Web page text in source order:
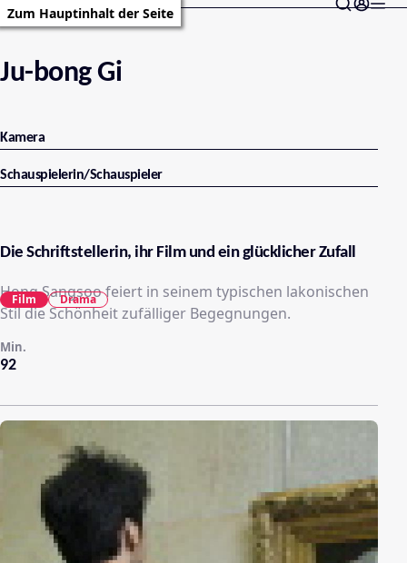
Zum Hauptinhalt der Seite
Ju-bong Gi
Kamera
Schauspielerin/Schauspieler
Die Schriftstellerin, ihr Film und ein glücklicher Zufall
Hong Sangsoo feiert in seinem typischen lakonischen
Stil die Schönheit zufälliger Begegnungen.
92
Min.
Film Drama